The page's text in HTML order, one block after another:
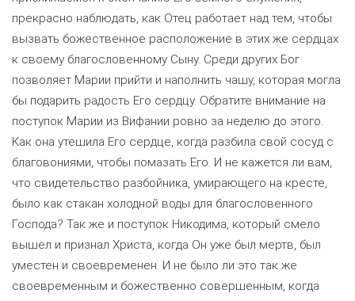
прекрасно наблюдать, как Отец работает над тем, чтобы
вызвать божественное расположение в этих же сердцах
к своему благословенному Сыну. Среди других Бог
позволяет Марии прийти и наполнить чашу, которая могла
бы подарить радость Его сердцу. Обратите внимание на
поступок Марии из Вифании ровно за неделю до этого.
Как она утешила Его сердце, когда разбила свой сосуд с
благовониями, чтобы помазать Его. И не кажется ли вам,
что свидетельство разбойника, умирающего на кресте,
было как стакан холодной воды для благословенного
Господа? Так же и поступок Никодима, который смело
вышел и признал Христа, когда Он уже был мертв, был
уместен и своевременен. И не было ли это так же
своевременным и божественно совершенным, когда